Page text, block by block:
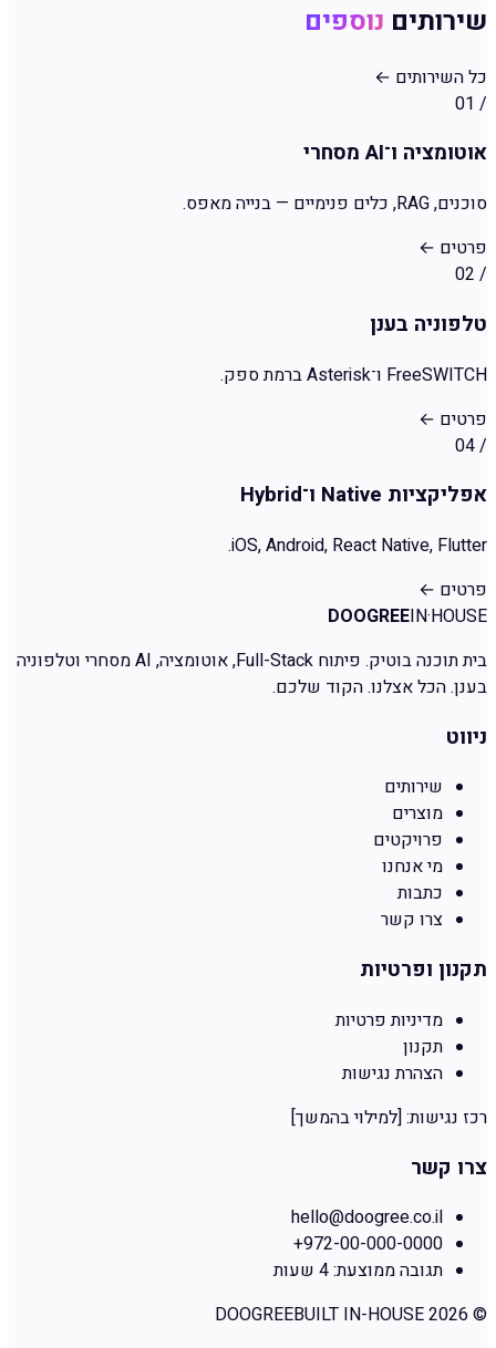
שירותים נוספים
כל השירותים ←
/
01
אוטומציה ו־AI מסחרי
סוכנים, RAG, כלים פנימיים — בנייה מאפס.
פרטים ←
/
02
טלפוניה בענן
FreeSWITCH ו־Asterisk ברמת ספק.
פרטים ←
/
04
אפליקציות Native ו־Hybrid
iOS, Android, React Native, Flutter.
פרטים ←
DOOGREEIN·HOUSE
בית תוכנה בוטיק. פיתוח Full-Stack, אוטומציה, AI מסחרי וטלפוניה
בענן. הכל אצלנו. הקוד שלכם.
ניווט
שירותים
מוצרים
פרויקטים
מי אנחנו
כתבות
צרו קשר
תקנון ופרטיות
מדיניות פרטיות
תקנון
הצהרת נגישות
רכז נגישות: [למילוי בהמשך]
צרו קשר
hello@doogree.co.il
+972-00-000-0000
תגובה ממוצעת:4 שעות
©
2026
DOOGREEBUILT IN-HOUSE